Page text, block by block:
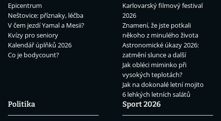
Epicentrum
Neštovice: příznaky, léčba
V čem jezdí Yamal a Mesii?
Kvízy pro seniory
Kalendář úplňků 2026
Co je bodycount?
Karlovarský filmový festival
2026
Znamení, že jste potkali
někoho z minulého života
Astronomické úkazy 2026:
zatmění slunce a další
Jak obléci miminko při
vysokých teplotách?
Jak na dokonalé letní mojito
6 lehkých letních salátů
Politika
Sport 2026